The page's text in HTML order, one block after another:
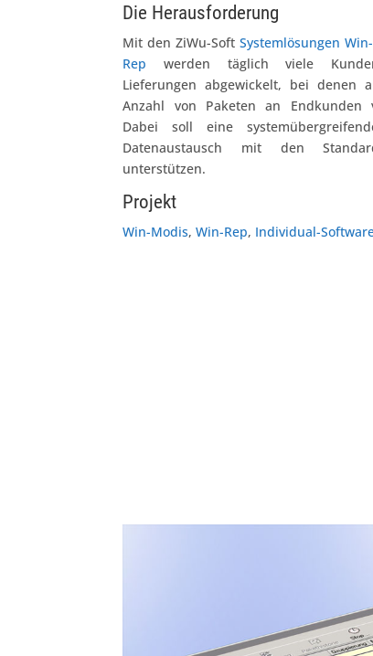
Die Herausforderung
Mit den ZiWu-SoftSystemlösungen
Rep werden täglich viele
Lieferungen abgewickelt, bei denen
Anzahl von Paketen an Endkunden
Dabei soll eine
Datenaustausch mit den
unterstützen.
Projekt
Win-Modis,Win-Rep, Individual-